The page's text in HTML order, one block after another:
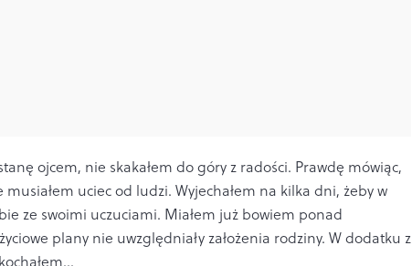
ojcem, nie skakałem do góry z radości. Prawdę mówiąc,
musiałem uciec od ludzi. Wyjechałem na kilka dni, żeby w
ze swoimi uczuciami. Miałem już bowiem ponad
plany nie uwzględniały założenia rodziny. W dodatku z